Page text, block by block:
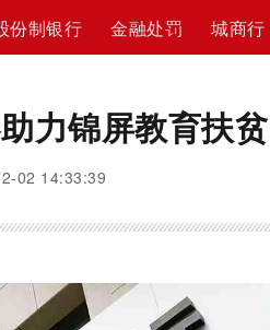
份制银行 金融处罚 城商行
力锦屏教育扶贫
02 14:33:39